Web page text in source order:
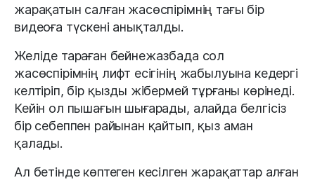
жарақатын салған жасөспірімнің тағы бір
видеоға түскені анықталды.
Желіде тараған бейнежазбада сол
жасөспірімнің лифт есігінің жабылуына кедергі
келтіріп, бір қызды жібермей тұрғаны көрінеді.
Кейін ол пышағын шығарады, алайда белгісіз
бір себеппен райынан қайтып, қыз аман
қалады.
Ал бетінде көптеген кесілген жарақаттар алған